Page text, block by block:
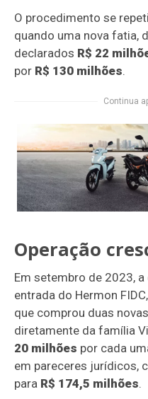
O procedimento se
quando uma nova fatia,
declarados R$ 22
por R$ 130 milhões.
Continua
Operação
Em setembro de 2023,
entrada do Hermon
que comprou duas
diretamente da família
20 milhões por cada
em pareceres jurídicos,
para R$ 174,5 milhões.